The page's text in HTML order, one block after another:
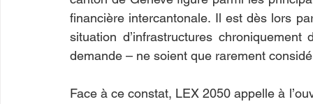
financière intercantonale. Il est dès lors
situation d’infrastructures
demande – ne soient que rarement
Face à ce constat, LEX 2050 appelle à